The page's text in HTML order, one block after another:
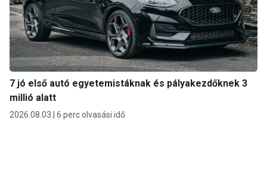
7 jó első autó egyetemistáknak és pályakezdőknek 3
millió alatt
2026.08.03. 6 perc olvasási idő